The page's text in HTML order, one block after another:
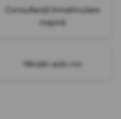
Consultanță înmatriculare
mașină
Vânzări auto noi